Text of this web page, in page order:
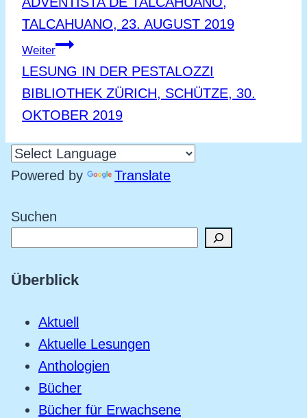
TALCAHUANO, 23. AUGUST 2019
Weiter
LESUNG IN DER PESTALOZZI
BIBLIOTHEK ZÜRICH, SCHÜTZE, 30.
OKTOBER 2019
Powered by Translate
Suchen
Überblick
Aktuell
Aktuelle Lesungen
Anthologien
Bücher
Bücher für Erwachsene